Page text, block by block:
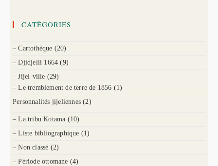
CATÉGORIES
– Cartothèque (20)
– Djidjelli 1664 (9)
– Jijel-ville (29)
– Le tremblement de terre de 1856 (1)
Personnalités jijeliennes (2)
– La tribu Kotama (10)
– Liste bibliographique (1)
– Non classé (2)
– Période ottomane (4)